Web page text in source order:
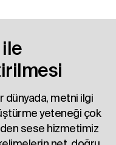
dünyada, metni ilgi
yeteneği çok
sese hizmetimiz